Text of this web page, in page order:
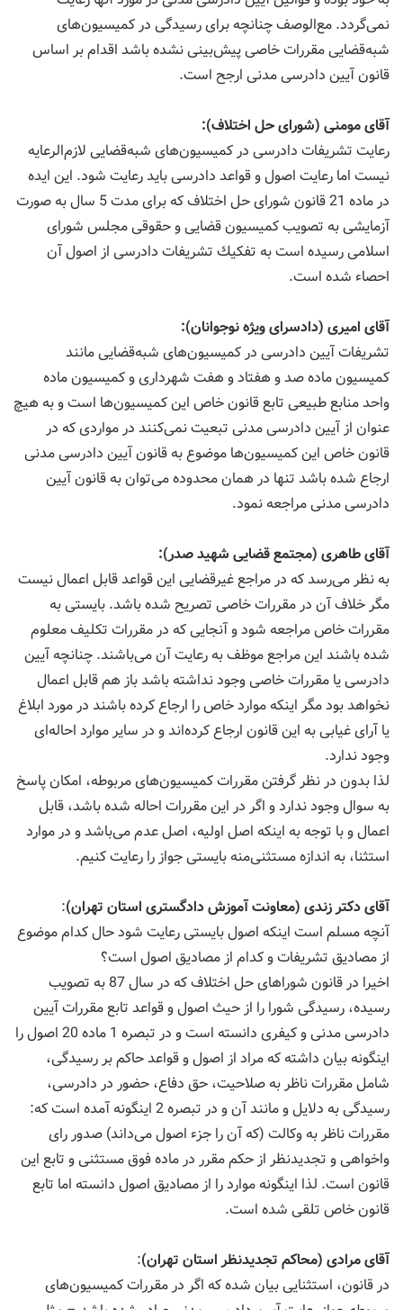
نمی‌گردد. مع‌الوصف چنانچه برای رسیدگی در كمیسیون‌های
شبه‌قضایی مقررات خاصی پیش‌بینی نشده باشد اقدام بر اساس
قانون آیین دادرسی مدنی ارجح است.
آقای مومنی (شورای حل اختلاف):
رعایت تشریفات دادرسی در كمیسیون‌های شبه‌قضایی لازم‌الرعایه
نیست اما رعایت اصول و قواعد دادرسی باید رعایت شود. این ایده
در ماده 21 قانون شورای حل اختلاف كه برای مدت 5 سال به صورت
آزمایشی به تصویب كمیسیون قضایی و حقوقی مجلس شورای
اسلامی رسیده است به تفكیك تشریفات دادرسی از اصول آن
احصاء شده است.
آقای امیری (دادسرای ویژه نوجوانان):
تشریفات آیین دادرسی در كمیسیون‌های شبه‌قضایی مانند
كمیسیون ماده صد و هفتاد و هفت شهرداری و كمیسیون ماده
واحد منابع طبیعی تابع قانون خاص این كمیسیون‌ها است و به هیچ
عنوان از آیین دادرسی مدنی تبعیت نمی‌كنند در مواردی كه در
قانون خاص این كمیسیون‌ها موضوع به قانون آیین دادرسی مدنی
ارجاع شده باشد تنها در همان محدوده می‌توان به قانون آیین
دادرسی مدنی مراجعه نمود.
آقای طاهری (مجتمع قضایی شهید صدر):
به نظر می‌رسد كه در مراجع غیرقضایی این قواعد قابل اعمال نیست
مگر خلاف آن در مقررات خاصی تصریح شده باشد. بایستی به
مقررات خاص مراجعه شود و آنجایی كه در مقررات تكلیف معلوم
شده باشند این مراجع موظف به رعایت آن می‌باشند. چنانچه آیین
دادرسی یا مقررات خاصی وجود نداشته باشد باز هم قابل اعمال
نخواهد بود مگر اینكه موارد خاص را ارجاع كرده باشند در مورد ابلاغ
یا آرای غیابی به این قانون ارجاع كرده‌اند و در سایر موارد احاله‌ای
وجود ندارد.
لذا بدون در نظر گرفتن مقررات كمیسیون‌های مربوطه، امكان پاسخ
به سوال وجود ندارد و اگر در این مقررات احاله شده باشد، قابل
اعمال و با توجه به اینكه اصل اولیه، اصل عدم می‌باشد و در موارد
استثنا، به اندازه مستثنی‌منه بایستی جواز را رعایت كنیم.
آقای دكتر زندی (معاونت آموزش دادگستری استان تهران):
آنچه مسلم است اینكه اصول بایستی رعایت شود حال كدام موضوع
از مصادیق تشریفات و كدام از مصادیق اصول است؟
اخیرا در قانون شوراهای حل اختلاف كه در سال 87 به تصویب
رسیده، رسیدگی شورا را از حیث اصول و قواعد تابع مقررات آیین
دادرسی مدنی و كیفری دانسته است و در تبصره 1 ماده 20 اصول را
اینگونه بیان داشته كه مراد از اصول و قواعد حاكم بر رسیدگی،
شامل مقررات ناظر به صلاحیت، حق دفاع، حضور در دادرسی،
رسیدگی به دلایل و مانند آن و در تبصره 2 اینگونه آمده است كه:
مقررات ناظر به وكالت (كه آن را جزء اصول می‌داند) صدور رای
واخواهی و تجدیدنظر از حكم مقرر در ماده فوق مستثنی و تابع این
قانون است. لذا اینگونه موارد را از مصادیق اصول دانسته اما تابع
قانون خاص تلقی شده است.
آقای مرادی (محاكم تجدیدنظر استان تهران):
در قانون، استثنایی بیان شده كه اگر در مقررات كمیسیون‌های